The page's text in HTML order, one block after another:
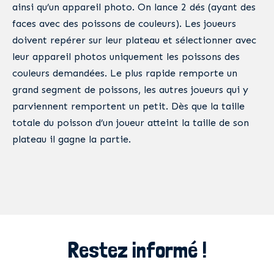
ainsi qu’un appareil photo. On lance 2 dés (ayant des
faces avec des poissons de couleurs). Les joueurs
doivent repérer sur leur plateau et sélectionner avec
leur appareil photos uniquement les poissons des
couleurs demandées. Le plus rapide remporte un
grand segment de poissons, les autres joueurs qui y
parviennent remportent un petit. Dès que la taille
totale du poisson d’un joueur atteint la taille de son
plateau il gagne la partie.
Restez informé !